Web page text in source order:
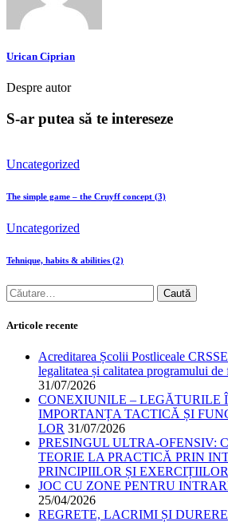
Urican Ciprian
Despre autor
S-ar putea să te intereseze
Uncategorized
The simple game – the Cruyff concept (3)
Uncategorized
Tehnique, habits & abilities (2)
Caută
după:
Articole recente
Acreditarea Școlii Postliceale
legalitatea și calitatea programului
31/07/2026
CONEXIUNILE – LEGĂTURILE
IMPORTANȚA TACTICĂ ȘI
LOR 31/07/2026
PRESINGUL ULTRA-OFENSIV:
TEORIE LA PRACTICĂ PRIN
PRINCIPIILOR ȘI EXERCIȚIILOR
JOC CU ZONE PENTRU
25/04/2026
REGRETE, LACRIMI ȘI DURERE